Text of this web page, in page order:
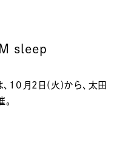
sleep
、10月2日(火)から、太田